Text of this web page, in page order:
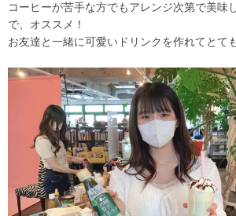
コーヒーが苦手な方でもアレンジ次第で美味
で、オススメ！
お友達と一緒に可愛いドリンクを作れてとて